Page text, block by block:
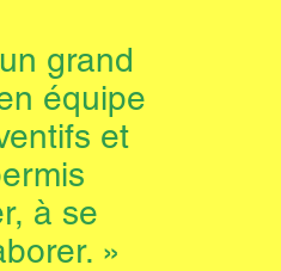
grand
équipe
et
à se
»